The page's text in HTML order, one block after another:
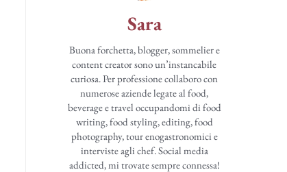
Sara
Buona forchetta, blogger, sommelier e
content creator sono un’instancabile
curiosa. Per professione collaboro con
numerose aziende legate al food,
beverage e travel occupandomi di food
writing, food styling, editing, food
photography, tour enogastronomici e
interviste agli chef. Social media
addicted, mi trovate sempre connessa!